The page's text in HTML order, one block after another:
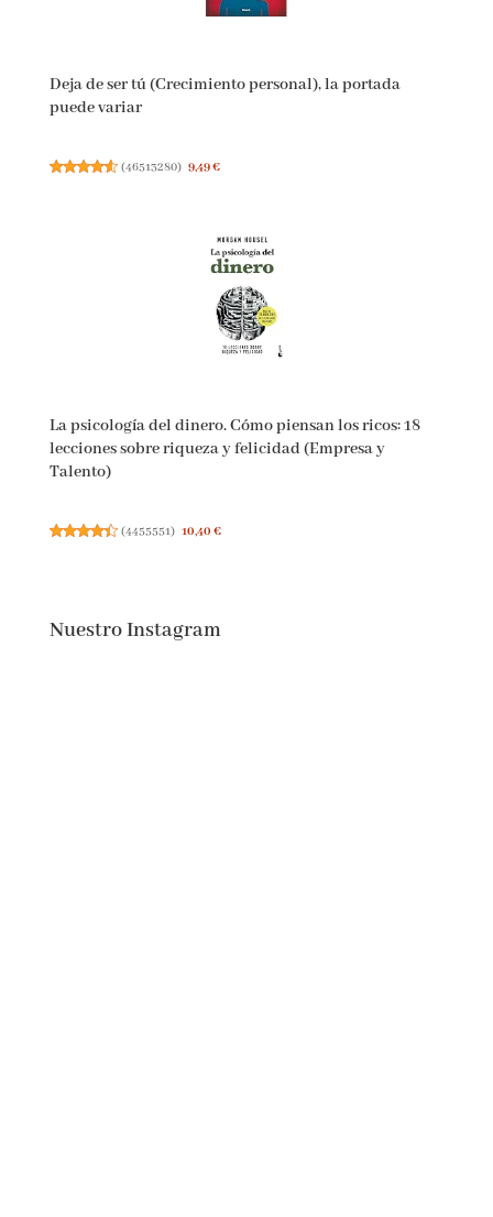
Deja de ser tú (Crecimiento personal), la portada
puede variar
(46513280) 9,49 €
La psicología del dinero. Cómo piensan los ricos: 18
lecciones sobre riqueza y felicidad (Empresa y
Talento)
(4455551) 10,40 €
Nuestro Instagram